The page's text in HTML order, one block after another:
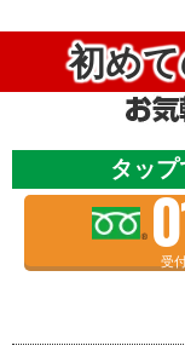
初め
タッ
受